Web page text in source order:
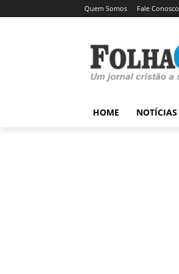
Quem Somos Fale Conosco
HOME NOTÍCIAS